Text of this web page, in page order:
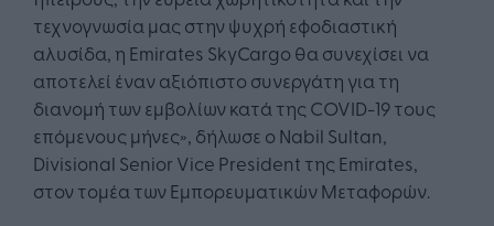
τεχνογνωσία μας στην ψυχρή εφοδιαστική
αλυσίδα, η Emirates SkyCargo θα συνεχίσει να
αποτελεί έναν αξιόπιστο συνεργάτη για τη
διανομή των εμβολίων κατά της COVID-19 τους
επόμενους μήνες», δήλωσε ο Nabil Sultan,
Divisional Senior Vice President της Emirates,
στον τομέα των Εμπορευματικών Μεταφορών.